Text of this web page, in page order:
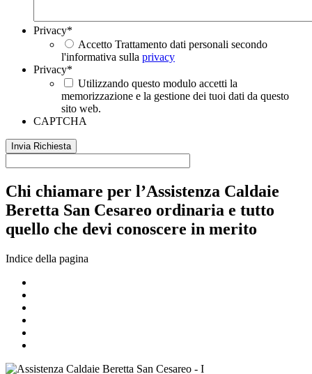
Privacy*
Accetto Trattamento dati personali secondo
l'informativa sulla privacy
Privacy*
Utilizzando questo modulo accetti la
memorizzazione e la gestione dei tuoi dati da questo
sito web.
CAPTCHA
Chi chiamare per l’Assistenza Caldaie
Beretta San Cesareo ordinaria e tutto
quello che devi conoscere in merito
Indice della pagina